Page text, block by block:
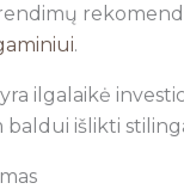
.
ilgalaikė
baldui išlikti